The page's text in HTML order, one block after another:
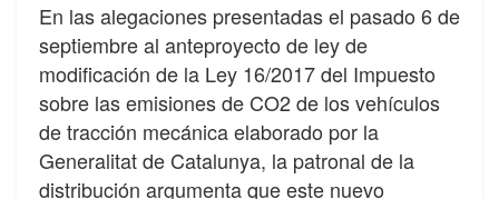
En las alegaciones presentadas el pasado 6 de
septiembre al anteproyecto de ley de
modificación de la Ley 16/2017 del Impuesto
sobre las emisiones de CO2 de los vehículos
de tracción mecánica elaborado por la
Generalitat de Catalunya, la patronal de la
distribución argumenta que este nuevo